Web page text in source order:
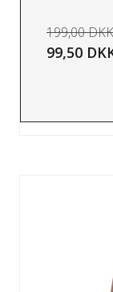
199,00 DKK
99,50